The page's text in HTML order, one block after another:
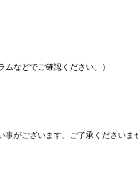
などでご確認ください。）
事がございます。ご了承くださいま